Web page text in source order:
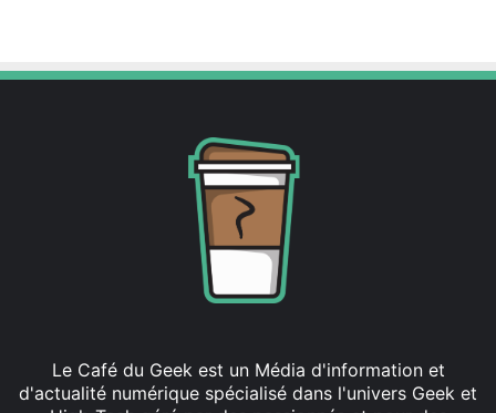
Le Café du Geek est un Média d'information et
d'actualité numérique spécialisé dans l'univers Geek et